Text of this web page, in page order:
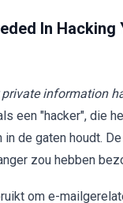
In
private information
een "hacker", die
de gaten houdt.
zou hebben
om e-